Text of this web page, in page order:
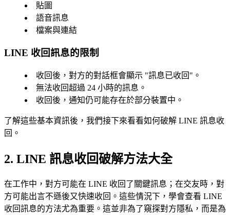
貼圖
語音訊息
檔案與連結
LINE 收回訊息的限制
收回後，對方的對話框會顯示 "訊息已收回"。
無法收回超過 24 小時的訊息。
收回後，通知仍可能存在於部分裝置中。
了解這些基本資訊後，我們接下來看看如何破解 LINE 訊息收
回。
2. LINE 訊息收回破解方法大全
在工作中，對方可能在 LINE 收回了關鍵訊息；在交友時，對
方可能出言不遜後又快速收回。這些情況下，學會查看 LINE
收回訊息的方法尤為重要。這並非為了窺探對方隱私，而是為